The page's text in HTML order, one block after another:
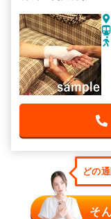
どの
そ